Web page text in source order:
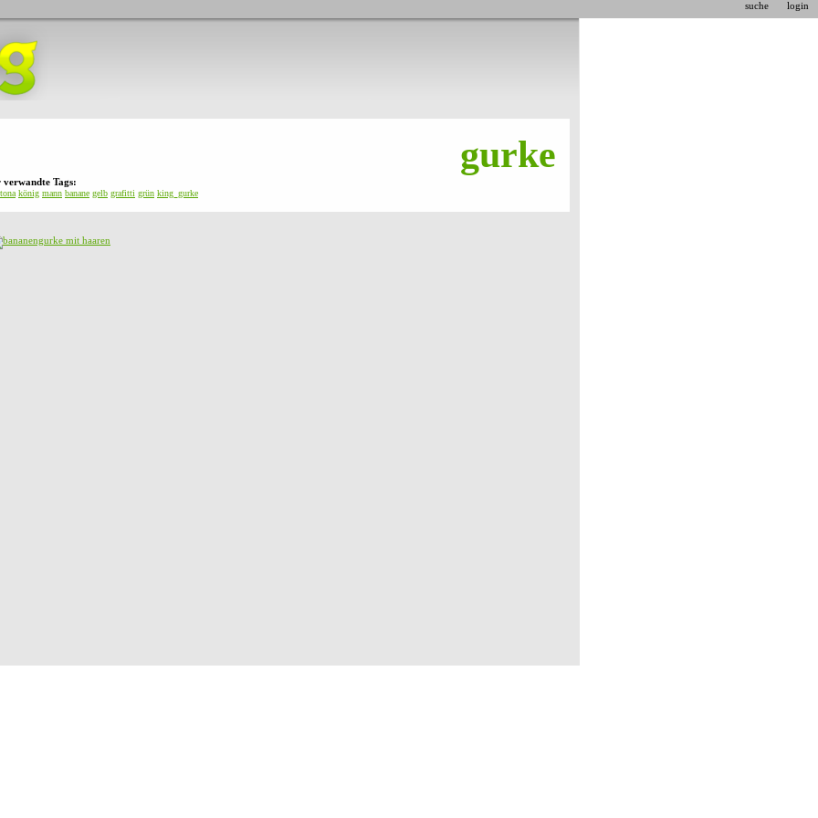
login
suche
gurke
verwandte Tags:
könig mann banane gelb grafitti grün king_gurke